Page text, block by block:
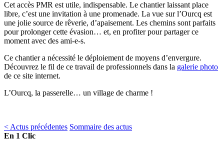
Cet accès PMR est utile, indispensable. Le chantier laissant place
libre, c’est une invitation à une promenade. La vue sur l’Ourcq est
une jolie source de rêverie, d’apaisement. Les chemins sont parfaits
pour prolonger cette évasion… et, en profiter pour partager ce
moment avec des ami-e-s.
Ce chantier a nécessité le déploiement de moyens d’envergure.
Découvrez le fil de ce travail de professionnels dans la galerie photo
de ce site internet.
L’Ourcq, la passerelle… un village de charme !
< Actus précédentes Sommaire des actus
En 1 Clic